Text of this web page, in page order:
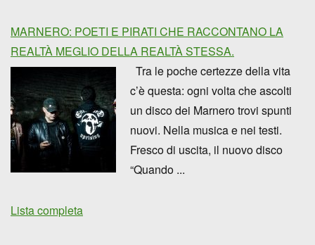
MARNERO: POETI E PIRATI CHE RACCONTANO LA
REALTÀ MEGLIO DELLA REALTÀ STESSA.
Tra le poche certezze della vita
c’è questa: ogni volta che ascolti
un disco dei Marnero trovi spunti
nuovi. Nella musica e nei testi.
Fresco di uscita, il nuovo disco
“Quando ...
Lista completa